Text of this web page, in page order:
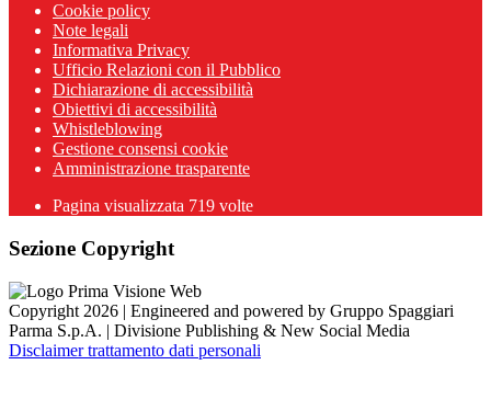
Cookie policy
Note legali
Informativa Privacy
Ufficio Relazioni con il Pubblico
Dichiarazione di accessibilità
Obiettivi di accessibilità
Whistleblowing
Gestione consensi cookie
Amministrazione trasparente
Pagina visualizzata 719 volte
Sezione Copyright
Copyright 2026 | Engineered and powered by Gruppo Spaggiari
Parma S.p.A. | Divisione Publishing & New Social Media
Disclaimer trattamento dati personali